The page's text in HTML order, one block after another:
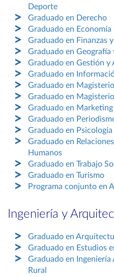
Deporte
Graduado en Derecho
Graduado en Economía
Graduado en Finanzas
Graduado en
Graduado en Gestión
Graduado en
Graduado en
Graduado en
Graduado en
Graduado en
Graduado en Psicología
Graduado en
Humanos
Graduado en Trabajo
Graduado en Turismo
Programa conjunto en
Ingeniería y
Graduado en
Graduado en Estudios
Graduado en
Rural